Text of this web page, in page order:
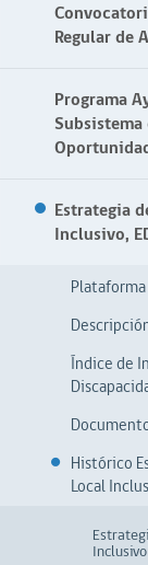
Regular de
Programa
Estrategia
Inclusivo,
Índice de
Histórico
Local